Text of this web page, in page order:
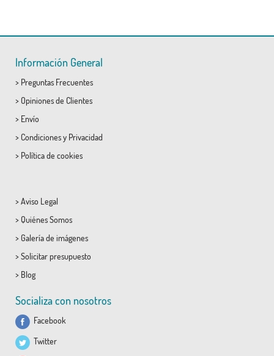
Información General
> Preguntas Frecuentes
> Opiniones de Clientes
> Envío
> Condicionesy Privacidad
> Política de cookies
> Aviso Legal
> Quiénes Somos
> Galería de imágenes
> Solicitar presupuesto
> Blog
Socializa con nosotros
Facebook
Twitter